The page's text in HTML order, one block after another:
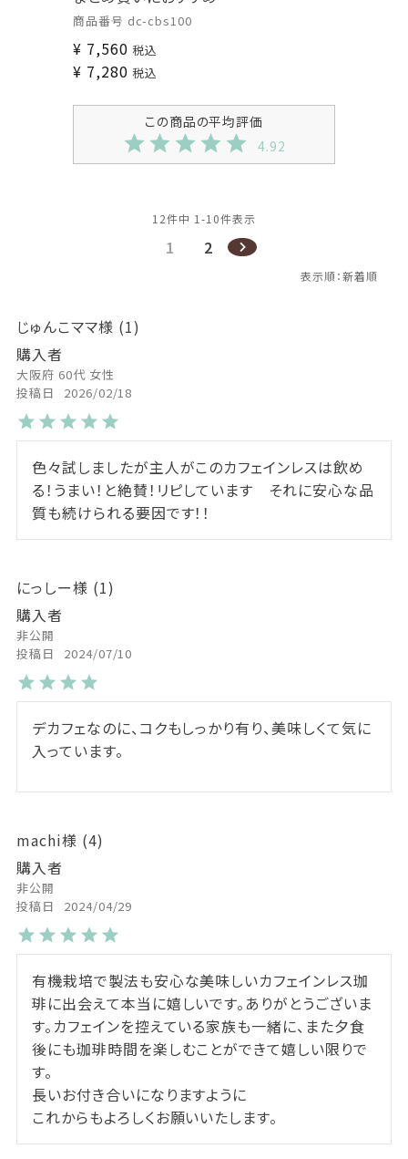
商品番号 dc-cbs100
¥ 7,560 税込
¥ 7,280 税込
4.92
12件中 1 -10件表示
1 2
じゅんこママ
1
購入者
大阪府 60代 女性
投稿日
2026/02/18
色々試しましたが主人がこのカフェインレスは飲め
る！うまい！と絶賛！リピしています　それに安心な品
質も続けられる要因です！！
にっしー
1
購入者
非公開
投稿日
2024/07/10
デカフェなのに、コクもしっかり有り、美味しくて気に
入っています。
machi
4
購入者
非公開
投稿日
2024/04/29
有機栽培で製法も安心な美味しいカフェインレス珈
琲に出会えて本当に嬉しいです。ありがとうございま
す。カフェインを控えている家族も一緒に、また夕食
後にも珈琲時間を楽しむことができて嬉しい限りで
す。
長いお付き合いになりますように
これからもよろしくお願いいたします。